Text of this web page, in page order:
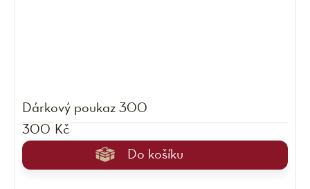
Dárkový poukaz 300
300 Kč
Do košíku